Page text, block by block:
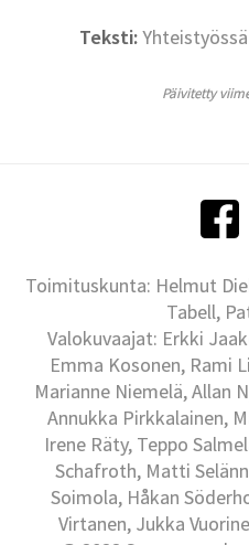
Teksti:
Päivitetty
Toimituskunta: Helmut
Tabell,
Valokuvaajat: Erkki
Emma Kosonen, Rami
Marianne Niemelä, Allan
Annukka Pirkkalainen,
Irene Räty, Teppo
Schafroth, Matti
Soimola, Håkan
Virtanen, Jukka